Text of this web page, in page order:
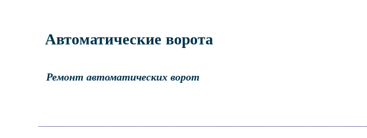
Автоматические ворота
Ремонт автоматических ворот